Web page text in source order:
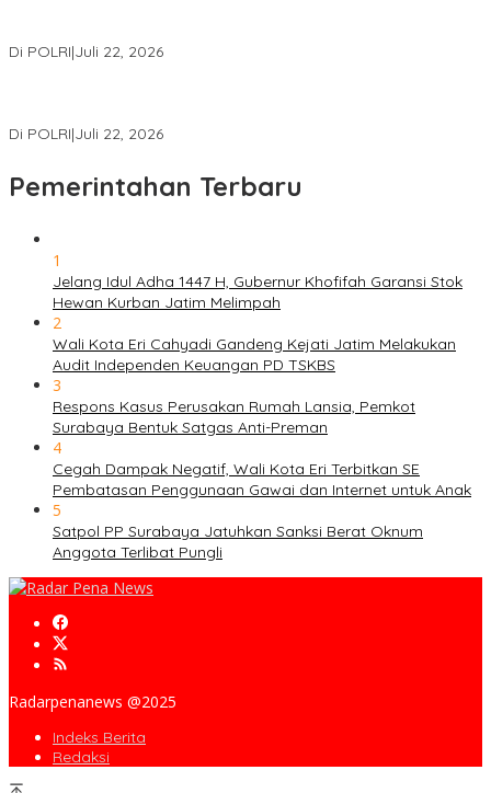
Di POLRI|Juli 22, 2026
Di POLRI|Juli 22, 2026
Pemerintahan Terbaru
1
Jelang Idul Adha 1447 H, Gubernur Khofifah Garansi Stok
Hewan Kurban Jatim Melimpah
2
Wali Kota Eri Cahyadi Gandeng Kejati Jatim Melakukan
Audit Independen Keuangan PD TSKBS
3
Respons Kasus Perusakan Rumah Lansia, Pemkot
Surabaya Bentuk Satgas Anti-Preman
4
Cegah Dampak Negatif, Wali Kota Eri Terbitkan SE
Pembatasan Penggunaan Gawai dan Internet untuk Anak
5
Satpol PP Surabaya Jatuhkan Sanksi Berat Oknum
Anggota Terlibat Pungli
Radarpenanews @2025
Indeks Berita
Redaksi